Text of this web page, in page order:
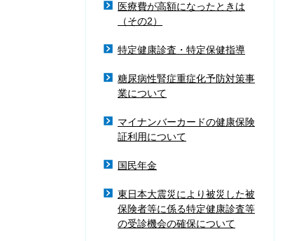
医療費が高額になったときは
（その2）
特定健康診査・特定保健指導
糖尿病性腎症重症化予防対策事
業について
マイナンバーカードの健康保険
証利用について
国民年金
東日本大震災により被災した被
保険者等に係る特定健康診査等
の受診機会の確保について